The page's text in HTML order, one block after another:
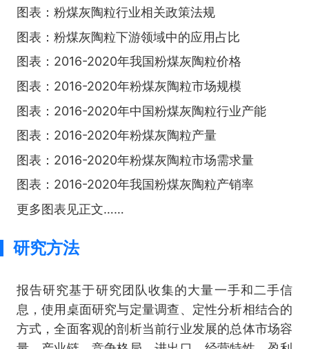
图表：粉煤灰陶粒行业相关政策法规
图表：粉煤灰陶粒下游领域中的应用占比
图表：2016-2020年我国粉煤灰陶粒价格
图表：2016-2020年粉煤灰陶粒市场规模
图表：2016-2020年中国粉煤灰陶粒行业产能
图表：2016-2020年粉煤灰陶粒产量
图表：2016-2020年粉煤灰陶粒市场需求量
图表：2016-2020年我国粉煤灰陶粒产销率
更多图表见正文……
研究方法
报告研究基于研究团队收集的大量一手和二手信
息，使用桌面研究与定量调查、定性分析相结合的
方式，全面客观的剖析当前行业发展的总体市场容